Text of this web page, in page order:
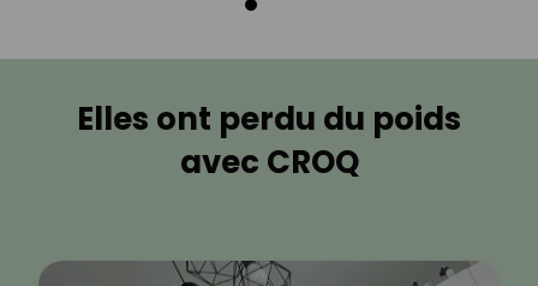
Elles ont perdu du poids
avec CROQ